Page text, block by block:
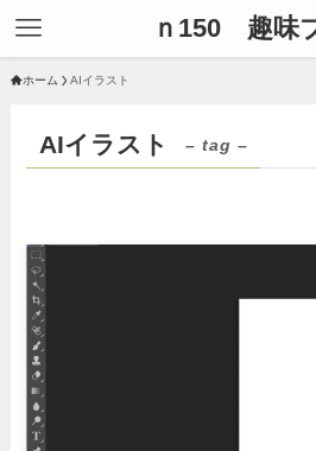
ｎ150 趣味
ホーム AIイラスト
AIイラスト – tag –